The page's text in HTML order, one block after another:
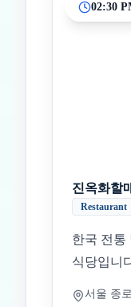
02:30
진옥화할
Restaurant
한국 전통
식당입니
서울 종